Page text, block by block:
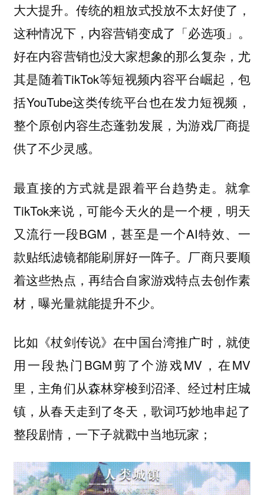
大大提升。传统的粗放式投放不太好使了，
这种情况下，内容营销变成了「必选项」。
好在内容营销也没大家想象的那么复杂，尤
其是随着TikTok等短视频内容平台崛起，包
括YouTube这类传统平台也在发力短视频，
整个原创内容生态蓬勃发展，为游戏厂商提
供了不少灵感。
最直接的方式就是跟着平台趋势走。就拿
TikTok来说，可能今天火的是一个梗，明天
又流行一段BGM，甚至是一个AI特效、一
款贴纸滤镜都能刷屏好一阵子。厂商只要顺
着这些热点，再结合自家游戏特点去创作素
材，曝光量就能提升不少。
比如《杖剑传说》在中国台湾推广时，就使
用一段热门BGM剪了个游戏MV，在MV
里，主角们从森林穿梭到沼泽、经过村庄城
镇，从春天走到了冬天，歌词巧妙地串起了
整段剧情，一下子就戳中当地玩家；